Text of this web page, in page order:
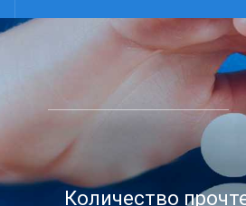
Количество